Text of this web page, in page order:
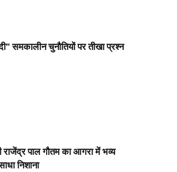
चुनौतियों पर तीखा प्रश्न
राजेंद्र पाल गौतम का आगरा में भव्य
निशाना